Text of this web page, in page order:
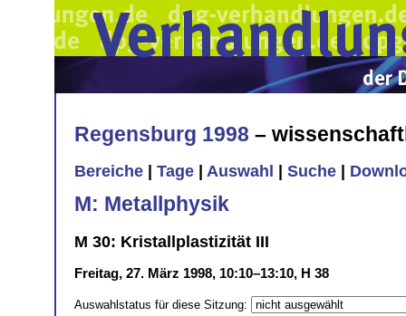
Regensburg 1998 –
Bereiche Tage Auswahl Suche
M: Metallphysik
M 30: Kristallplastizität III
Freitag, 27. März 1998, 10:10–13:10, H 38
Auswahlstatus für diese Sitzung: